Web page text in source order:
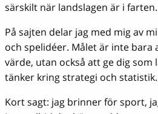
särskilt när landslagen är i farten.
På sajten delar jag med mig av
och spelidéer. Målet är inte bara
värde, utan också att ge dig som
tänker kring strategi och statistik.
Kort sagt: jag brinner för sport,